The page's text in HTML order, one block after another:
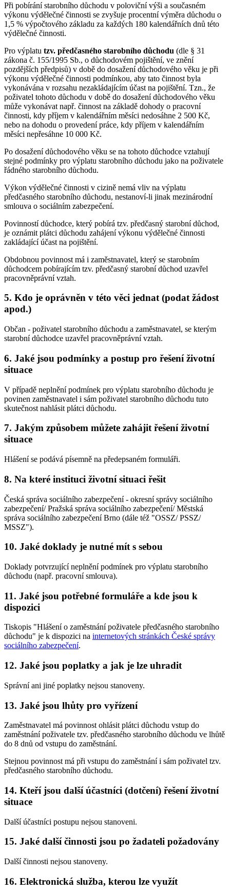
Při pobírání starobního důchodu v poloviční výši a současném
výkonu výdělečné činnosti se zvyšuje procentní výměra důchodu o
1,5 % výpočtového základu za každých 180 kalendářních dnů této
výdělečné činnosti.
Pro výplatu tzv. předčasného starobního důchodu (dle § 31
zákona č. 155/1995 Sb., o důchodovém pojištění, ve znění
pozdějších předpisů) v době do dosažení důchodového věku je při
výkonu výdělečné činnosti podmínkou, aby tato činnost byla
vykonávána v rozsahu nezakládajícím účast na pojištění. Tzn., že
poživatel tohoto důchodu v době do dosažení důchodového věku
může vykonávat např. činnost na základě dohody o pracovní
činnosti, kdy příjem v kalendářním měsíci nedosáhne 2 500 Kč,
nebo na dohodu o provedení práce, kdy příjem v kalendářním
měsíci nepřesáhne 10 000 Kč.
Po dosažení důchodového věku se na tohoto důchodce vztahují
stejné podmínky pro výplatu starobního důchodu jako na poživatele
řádného starobního důchodu.
Výkon výdělečné činnosti v cizině nemá vliv na výplatu
předčasného starobního důchodu, nestanoví-li jinak mezinárodní
smlouva o sociálním zabezpečení.
Povinností důchodce, který pobírá tzv. předčasný starobní důchod,
je oznámit plátci důchodu zahájení výkonu výdělečné činnosti
zakládající účast na pojištění.
Obdobnou povinnost má i zaměstnavatel, který se starobním
důchodcem pobírajícím tzv. předčasný starobní důchod uzavřel
pracovněprávní vztah.
5. Kdo je oprávněn v této věci jednat (podat žádost
apod.)
Občan - poživatel starobního důchodu a zaměstnavatel, se kterým
starobní důchodce uzavřel pracovněprávní vztah.
6. Jaké jsou podmínky a postup pro řešení životní
situace
V případě neplnění podmínek pro výplatu starobního důchodu je
povinen zaměstnavatel i sám poživatel starobního důchodu tuto
skutečnost nahlásit plátci důchodu.
7. Jakým způsobem můžete zahájit řešení životní
situace
Hlášení se podává písemně na předepsaném formuláři.
8. Na které instituci životní situaci řešit
Česká správa sociálního zabezpečení - okresní správy sociálního
zabezpečení/ Pražská správa sociálního zabezpečení/ Městská
správa sociálního zabezpečení Brno (dále též "OSSZ/ PSSZ/
MSSZ").
10. Jaké doklady je nutné mít s sebou
Doklady potvrzující neplnění podmínek pro výplatu starobního
důchodu (např. pracovní smlouva).
11. Jaké jsou potřebné formuláře a kde jsou k
dispozici
Tiskopis "Hlášení o zaměstnání poživatele předčasného starobního
důchodu" je k dispozici na internetových stránkách České správy
sociálního zabezpečení.
12. Jaké jsou poplatky a jak je lze uhradit
Správní ani jiné poplatky nejsou stanoveny.
13. Jaké jsou lhůty pro vyřízení
Zaměstnavatel má povinnost ohlásit plátci důchodu vstup do
zaměstnání poživatele tzv. předčasného starobního důchodu ve lhůtě
do 8 dnů od vstupu do zaměstnání.
Stejnou povinnost má při vstupu do zaměstnání i sám poživatel tzv.
předčasného starobního důchodu.
14. Kteří jsou další účastníci (dotčení) řešení životní
situace
Další účastníci postupu nejsou stanoveni.
15. Jaké další činnosti jsou po žadateli požadovány
Další činnosti nejsou stanoveny.
16. Elektronická služba, kterou lze využít